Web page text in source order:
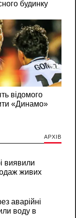
АРХІВ
виявили
живих
аварійні
воду в